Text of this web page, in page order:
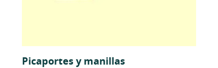
Picaportes y manillas